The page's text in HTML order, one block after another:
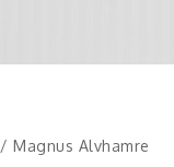
/ Magnus Alvhamre